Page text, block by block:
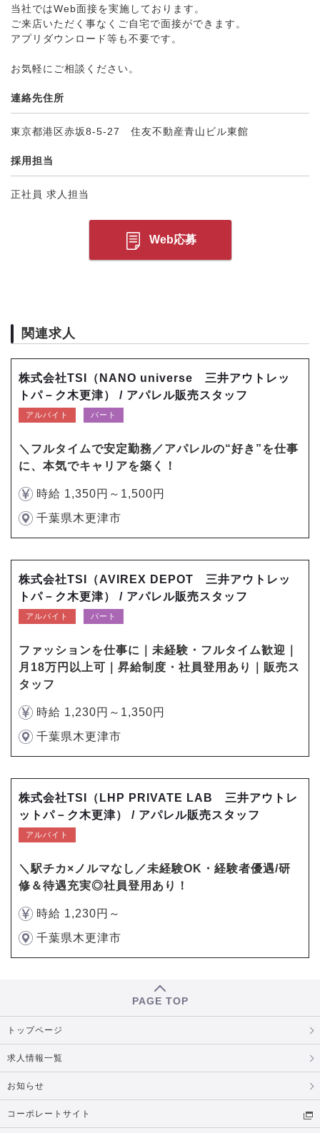
当社ではWeb面接を実施しております。
ご来店いただく事なくご自宅で面接ができます。
アプリダウンロード等も不要です。
お気軽にご相談ください。
連絡先住所
東京都港区赤坂8-5-27 住友不動産青山ビル東館
採用担当
正社員 求人担当
Web応募
関連求人
株式会社TSI（NANO universe 三井アウトレッ
トパ－ク木更津） / アパレル販売スタッフ
アルバイト パート
＼フルタイムで安定勤務／アパレルの“好き”を仕事
に、本気でキャリアを築く！
時給 1,350円～1,500円
千葉県木更津市
株式会社TSI（AVIREX DEPOT 三井アウトレッ
トパ－ク木更津） / アパレル販売スタッフ
アルバイト パート
ファッションを仕事に｜未経験・フルタイム歓迎｜
月18万円以上可｜昇給制度・社員登用あり｜販売ス
タッフ
時給 1,230円～1,350円
千葉県木更津市
株式会社TSI（LHP PRIVATE LAB 三井アウトレ
ットパ－ク木更津） / アパレル販売スタッフ
アルバイト
＼駅チカ×ノルマなし／未経験OK・経験者優遇/研
修＆待遇充実◎社員登用あり！
時給 1,230円～
千葉県木更津市
PAGE TOP
トップページ
求人情報一覧
お知らせ
コーポレートサイト